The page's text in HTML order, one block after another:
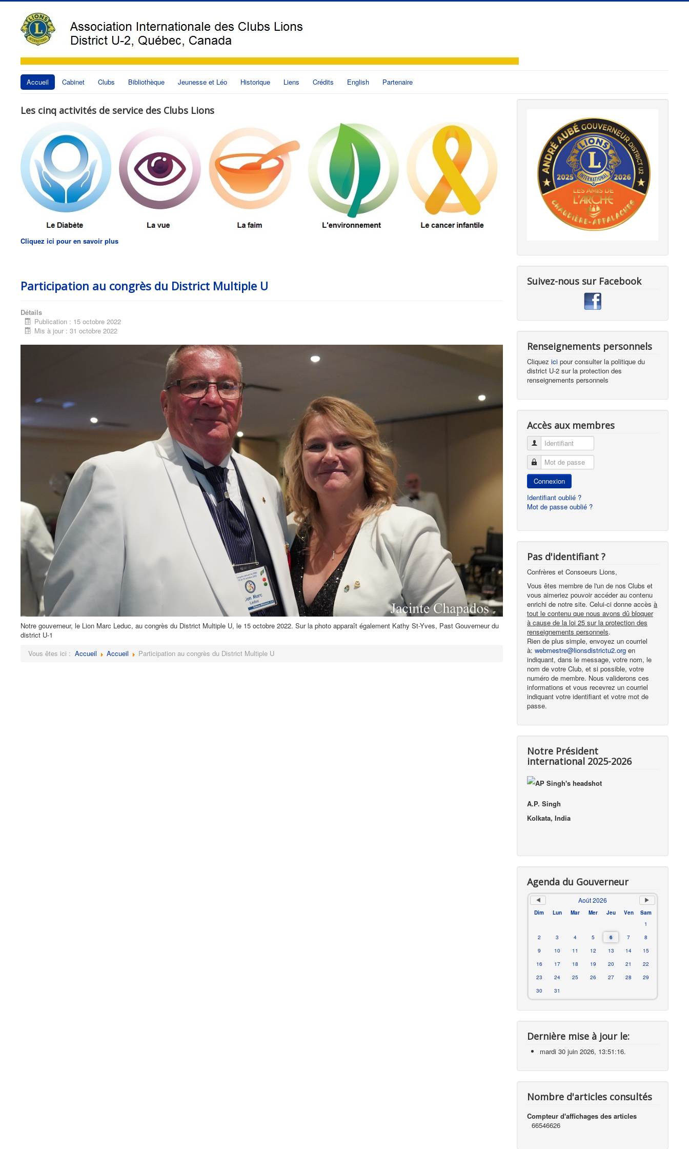
Accueil Cabinet Clubs Bibliothèque Jeunesse et Léo Historique Liens Crédits English Partenaire
Les cinq activités de service des Clubs Lions
Cliquez ici pour en savoir plus
Participation au congrès du District Multiple U
Détails
Publication : 15 octobre 2022
Mis à jour : 31 octobre 2022
Notre gouverneur, le Lion Marc Leduc, au congrès du District Multiple U, le 15 octobre 2022. Sur la photo apparaît également Kathy St-Yves, Past Gouverneur du
district U-1
Vous êtes ici : Accueil Accueil Participation au congrès du District Multiple U
Suivez-nous sur Facebook
Renseignements personnels
Cliquezici pour consulter la politique du
district U-2 sur la protection des
renseignements personnels
Accès aux membres
Identifiant
Mot de passe
Connexion
Identifiant oublié ?
Mot de passe oublié ?
Pas d'identifiant ?
Confrères et Consoeurs Lions,
Vous êtes membre de l'un de nos Clubs et
vous aimeriez pouvoir accéder au contenu
enrichi de notre site. Celui-ci donne accèsà
tout le contenu que nous avons dû bloquer
à cause de la loi 25 sur la protection des
renseignements personnels.
Rien de plus simple, envoyez un courriel
à:webmestre@lionsdistrictu2.orgen
indiquant, dans le message, votre nom, le
nom de votre Club, et si possible, votre
numéro de membre. Nous validerons ces
informations et vous recevrez un courriel
indiquant votre identifiant et votre mot de
passe.
Notre Président
international 2025-2026
A.P. Singh
Kolkata, India
Agenda du Gouverneur
Août 2026
Dim Lun Mar Mer Jeu Ven
Sam
1
2
3 4 5 6 7
8
9
10 11 12 13 14
15
16
17 18 19 20 21
22
23
24 25 26 27 28
29
30
31
Dernière mise à jour le:
mardi 30 juin 2026, 13:51:16.
Nombre d'articles consultés
Compteur d'affichages des articles
66546626